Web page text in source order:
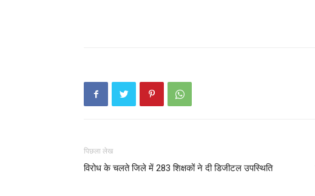
पिछला लेख
विरोध के चलते जिले में 283 शिक्षकों ने दी डिजीटल उपस्थिति